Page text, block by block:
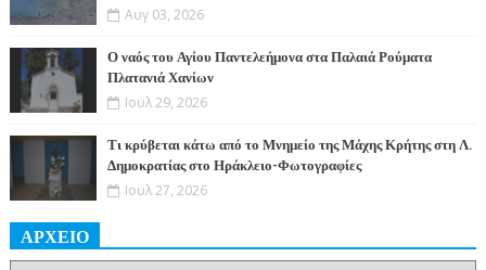
Αυγ 03, 2026
Ο ναός του Αγίου Παντελεήμονα στα Παλαιά Ρούματα
Πλατανιά Χανίων
Ιουλ 29, 2026
Τι κρύβεται κάτω από το Μνημείο της Μάχης Κρήτης στη Λ.
Δημοκρατίας στο Ηράκλειο-Φωτογραφίες
Ιουλ 27, 2026
ΑΡΧΕΙΟ